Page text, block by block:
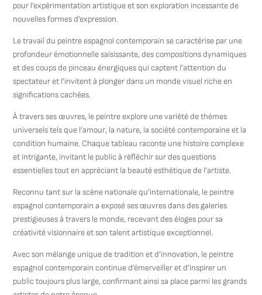
pour l’expérimentation artistique et son exploration incessante de
nouvelles formes d’expression.
Le travail du peintre espagnol contemporain se caractérise par une
profondeur émotionnelle saisissante, des compositions dynamiques
et des coups de pinceau énergiques qui captent l’attention du
spectateur et l’invitent à plonger dans un monde visuel riche en
significations cachées.
À travers ses œuvres, le peintre explore une variété de thèmes
universels tels que l’amour, la nature, la société contemporaine et la
condition humaine. Chaque tableau raconte une histoire complexe
et intrigante, invitant le public à réfléchir sur des questions
essentielles tout en appréciant la beauté esthétique de l’artiste.
Reconnu tant sur la scène nationale qu’internationale, le peintre
espagnol contemporain a exposé ses œuvres dans des galeries
prestigieuses à travers le monde, recevant des éloges pour sa
créativité visionnaire et son talent artistique exceptionnel.
Avec son mélange unique de tradition et d’innovation, le peintre
espagnol contemporain continue d’émerveiller et d’inspirer un
public toujours plus large, confirmant ainsi sa place parmi les grands